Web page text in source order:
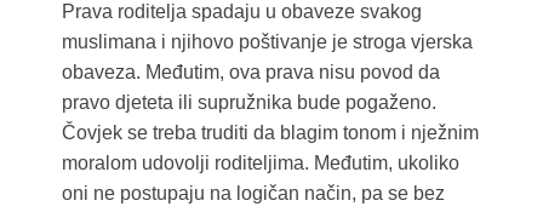
Prava roditelja spadaju u obaveze svakog
muslimana i njihovo poštivanje je stroga vjerska
obaveza. Međutim, ova prava nisu povod da
pravo djeteta ili supružnika bude pogaženo.
Čovjek se treba truditi da blagim tonom i nježnim
moralom udovolji roditeljima. Međutim, ukoliko
oni ne postupaju na logičan način, pa se bez